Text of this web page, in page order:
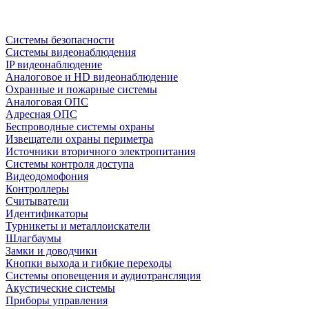
Системы безопасности
Системы видеонаблюдения
IP видеонаблюдение
Аналоговое и HD видеонаблюдение
Охранные и пожарные системы
Аналоговая ОПС
Адресная ОПС
Беспроводные системы охраны
Извещатели охраны периметра
Источники вторичного электропитания
Системы контроля доступа
Видеодомофония
Контроллеры
Считыватели
Идентификаторы
Турникеты и металлоискатели
Шлагбаумы
Замки и доводчики
Кнопки выхода и гибкие переходы
Системы оповещения и аудиотрансляция
Акустические системы
Приборы управления